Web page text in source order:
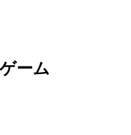
ーム